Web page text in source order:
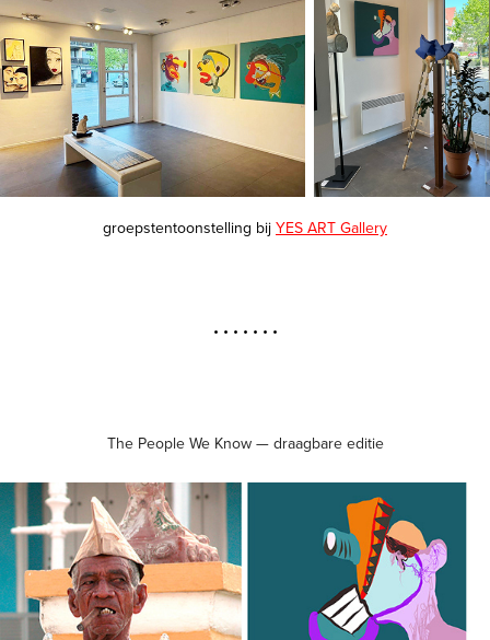
groepstentoonstelling bij YES ART Gallery
• • • • • • •
The People We Know — draagbare editie